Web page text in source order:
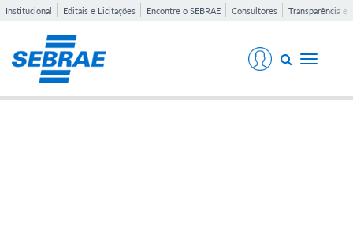
Institucional Editais e Licitações Encontre o SEBRAE Consultores Transparência e
Toggle